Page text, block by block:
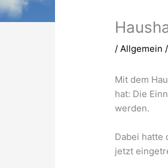
/Allgemein
Mit dem
hat: Die
werden.
Dabei hatte
jetzt